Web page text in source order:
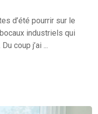
d’été pourrir sur le
industriels qui
coup j’ai ...